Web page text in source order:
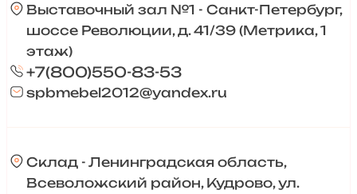
Выставочный зал №1 - Санкт-Петербург,
шоссе Революции, д. 41/39 (Метрика, 1
этаж)
+7(800)550-83-53
spbmebel2012@yandex.ru
Склад - Ленинградская область,
Всеволожский район, Кудрово, ул.